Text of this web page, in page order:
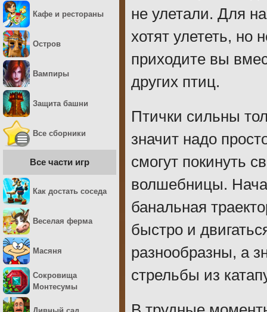
не улетали. Для
хотят улететь, но
приходите вы
других птиц.
Птички сильны
значит надо
смогут покинуть
волшебницы.
банальная
быстро и
разнообразны, а
стрельбы из
Кафе и рестораны
Остров
Вампиры
Защита башни
Все сборники
Все части игр
Как достать соседа
Веселая ферма
Масяня
Сокровища
Монтесумы